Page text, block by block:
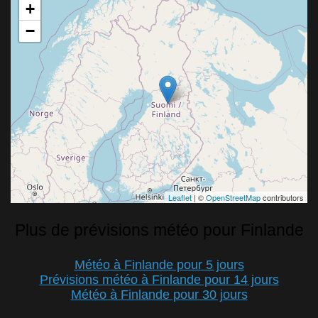
+
−
Leaflet| ©OpenStreetMapcontributors
Plus de prévisions météo pour Finlande
Météo à Finlande pour 5 jours
Prévisions météo à Finlande pour 14 jours
Météo à Finlande pour 30 jours